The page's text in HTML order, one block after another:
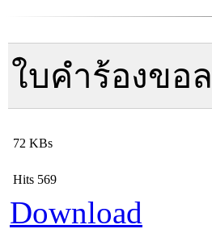
ใบคำร้องขอ
72 KBs
Hits 569
Download